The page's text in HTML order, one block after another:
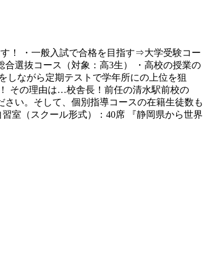
！ ・一般入試で合格を目指す⇒大学受験コー
選抜コース（対象：高3生） ・高校の授業の
しながら定期テストで学年所にの上位を狙
その理由は…校舎長！前任の清水駅前校の
い。そして、個別指導コースの在籍生徒数も
室（スクール形式）：40席 『静岡県から世界